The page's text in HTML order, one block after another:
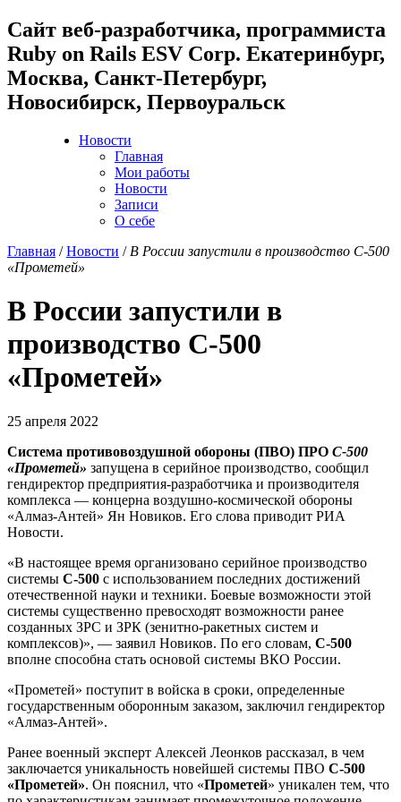
Cайт веб-разработчика, программиста
Ruby on Rails ESV Corp. Екатеринбург,
Москва, Санкт-Петербург,
Новосибирск, Первоуральск
Новости
Главная
Мои работы
Новости
Записи
О себе
Главная /Новости / В России запустили в производство С-500
«Прометей»
В России запустили в
производство С-500
«Прометей»
25 апреля 2022
Система противовоздушной обороны (ПВО) ПРО С-500
«Прометей» запущена в серийное производство, сообщил
гендиректор предприятия-разработчика и производителя
комплекса — концерна воздушно-космической обороны
«Алмаз-Антей» Ян Новиков. Его слова приводит РИА
Новости.
«В настоящее время организовано серийное производство
системы С-500 с использованием последних достижений
отечественной науки и техники. Боевые возможности этой
системы существенно превосходят возможности ранее
созданных ЗРС и ЗРК (зенитно-ракетных систем и
комплексов)», — заявил Новиков. По его словам, С-500
вполне способна стать основой системы ВКО России.
«Прометей» поступит в войска в сроки, определенные
государственным оборонным заказом, заключил гендиректор
«Алмаз-Антей».
Ранее военный эксперт Алексей Леонков рассказал, в чем
заключается уникальность новейшей системы ПВО С-500
«Прометей». Он пояснил, что «Прометей» уникален тем, что